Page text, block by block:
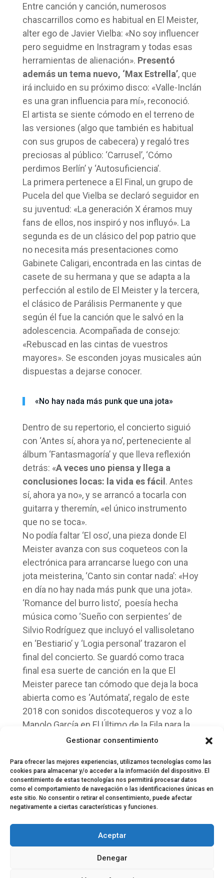
Gestionar consentimiento
Para ofrecer las mejores experiencias, utilizamos tecnologías como las
cookies para almacenar y/o acceder a la información del dispositivo. El
consentimiento de estas tecnologías nos permitirá procesar datos
como el comportamiento de navegación o las identificaciones únicas en
este sitio. No consentir o retirar el consentimiento, puede afectar
negativamente a ciertas características y funciones.
Aceptar
Denegar
Entre canción y canción, numerosos
chascarrillos como es habitual en El Meister,
alter ego de Javier Vielba: «No soy influencer
pero seguidme en Instragram y todas esas
herramientas de alienación». Presentó
además un tema nuevo, ‘Max Estrella’, que
irá incluido en su próximo disco: «Valle-Inclán
es una gran influencia para mí», reconoció.
El artista se siente cómodo en el terreno de
las versiones (algo que también es habitual
con sus grupos de cabecera) y regaló tres
preciosas al público: ‘Carrusel’, ‘Cómo
perdimos Berlín’ y ‘Autosuficiencia’.
La primera pertenece a El Final, un grupo de
Pucela del que Vielba se declaró seguidor en
su juventud: «La generación X éramos muy
fans de ellos, nos inspiró y nos influyó». La
segunda es de un clásico del pop patrio que
no necesita más presentaciones como
Gabinete Caligari, encontrada en las cintas de
casete de su hermana y que se adapta a la
perfección al estilo de El Meister y la tercera,
el clásico de Parálisis Permanente y que
según él fue la canción que le salvó en la
adolescencia. Acompañada de consejo:
«Rebuscad en las cintas de vuestros
mayores». Se esconden joyas musicales aún
dispuestas a dejarse conocer.
«No hay nada más punk que una jota»
Dentro de su repertorio, el concierto siguió
con ‘Antes sí, ahora ya no’, perteneciente al
álbum ‘Fantasmagoría’ y que lleva reflexión
detrás: «A veces uno piensa y llega a
conclusiones locas: la vida es fácil . Antes
sí, ahora ya no», y se arrancó a tocarla con
guitarra y theremín, «el único instrumento
que no se toca».
No podía faltar ‘El oso’, una pieza donde El
Meister avanza con sus coqueteos con la
electrónica para arrancarse luego con una
jota meisterina, ‘Canto sin contar nada’: «Hoy
en día no hay nada más punk que una jota».
‘Romance del burro listo’, poesía hecha
música como ‘Sueño con serpientes’ de
Silvio Rodríguez que incluyó el vallisoletano
en ‘Bestiario’ y ‘Logia personal’ trazaron el
final del concierto. Se guardó como traca
final esa suerte de canción en la que El
Meister parece tan cómodo que deja la boca
abierta como es ‘Autómata’, regalo de este
2018 con sonidos discotequeros y voz a lo
Manolo García en El Último de la Fila para la
que se bajó a cantar y bailar con el público.
Equipo EPDLT Contacto